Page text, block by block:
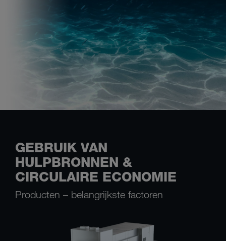
GEBRUIK VAN
HULPBRONNEN &
CIRCULAIRE ECONOMIE
Producten – belangrijkste factoren